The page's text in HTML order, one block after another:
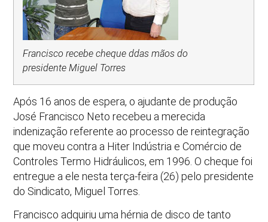
Francisco recebe cheque ddas mãos do
presidente Miguel Torres
Após 16 anos de espera, o ajudante de produção
José Francisco Neto recebeu a merecida
indenização referente ao processo de reintegração
que moveu contra a Hiter Indústria e Comércio de
Controles Termo Hidráulicos, em 1996. O cheque foi
entregue a ele nesta terça-feira (26) pelo presidente
do Sindicato, Miguel Torres.
Francisco adquiriu uma hérnia de disco de tanto